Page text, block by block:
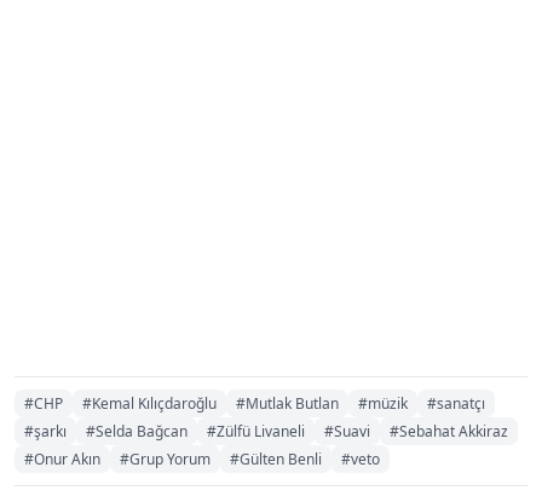
#CHP #Kemal Kılıçdaroğlu #Mutlak Butlan #müzik
#sanatçı
#şarkı
#Selda Bağcan #Zülfü Livaneli #Suavi
#Sebahat Akkiraz
#Onur Akın
#Grup Yorum #Gülten Benli #veto